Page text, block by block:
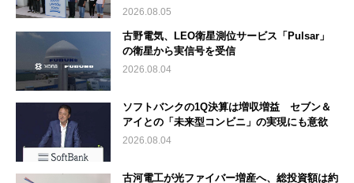
2026.08.05
古野電気、LEO衛星測位サービス「Pulsar」
の衛星から実信号を受信
2026.08.04
ソフトバンクの1Q決算は増収増益 セブン＆
アイとの「未来型コンビニ」の実現にも意欲
2026.08.04
古河電工が光ファイバー増産へ、総投資額は約